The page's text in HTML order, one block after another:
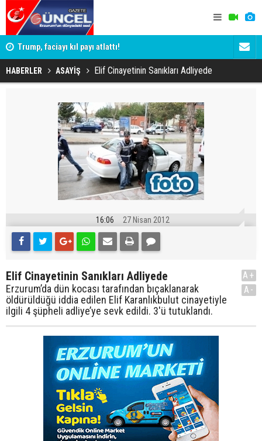
3 Trump, faciayı kıl payı atlattı!
HABERLER ASAYİŞ Elif Cinayetinin Sanıkları Adliyede
16:06 27 Nisan 2012
Elif Cinayetinin Sanıkları Adliyede
Erzurum’da dün kocası tarafından bıçaklanarak
öldürüldüğü iddia edilen Elif Karanlıkbulut cinayetiyle
ilgili 4 şüpheli adliye’ye sevk edildi. 3'ü tutuklandı.
A+
A-